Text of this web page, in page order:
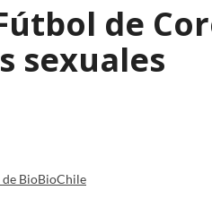
de
sexuales
BioBioChile